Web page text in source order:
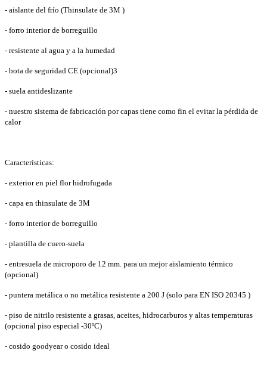
- aislante del frío (Thinsulate de 3M )
- forro interior de borreguillo
- resistente al agua y a la humedad
- bota de seguridad CE (opcional)3
- suela antideslizante
- nuestro sistema de fabricación por capas tiene como fin el evitar la pérdida de
calor
Características:
- exterior en piel flor hidrofugada
- capa en thinsulate de 3M
- forro interior de borreguillo
- plantilla de cuero-suela
- entresuela de microporo de 12 mm. para un mejor aislamiento térmico
(opcional)
- puntera metálica o no metálica resistente a 200 J (solo para EN ISO 20345 )
- piso de nitrilo resistente a grasas, aceites, hidrocarburos y altas temperaturas
(opcional piso especial -30ºC)
- cosido goodyear o cosido ideal